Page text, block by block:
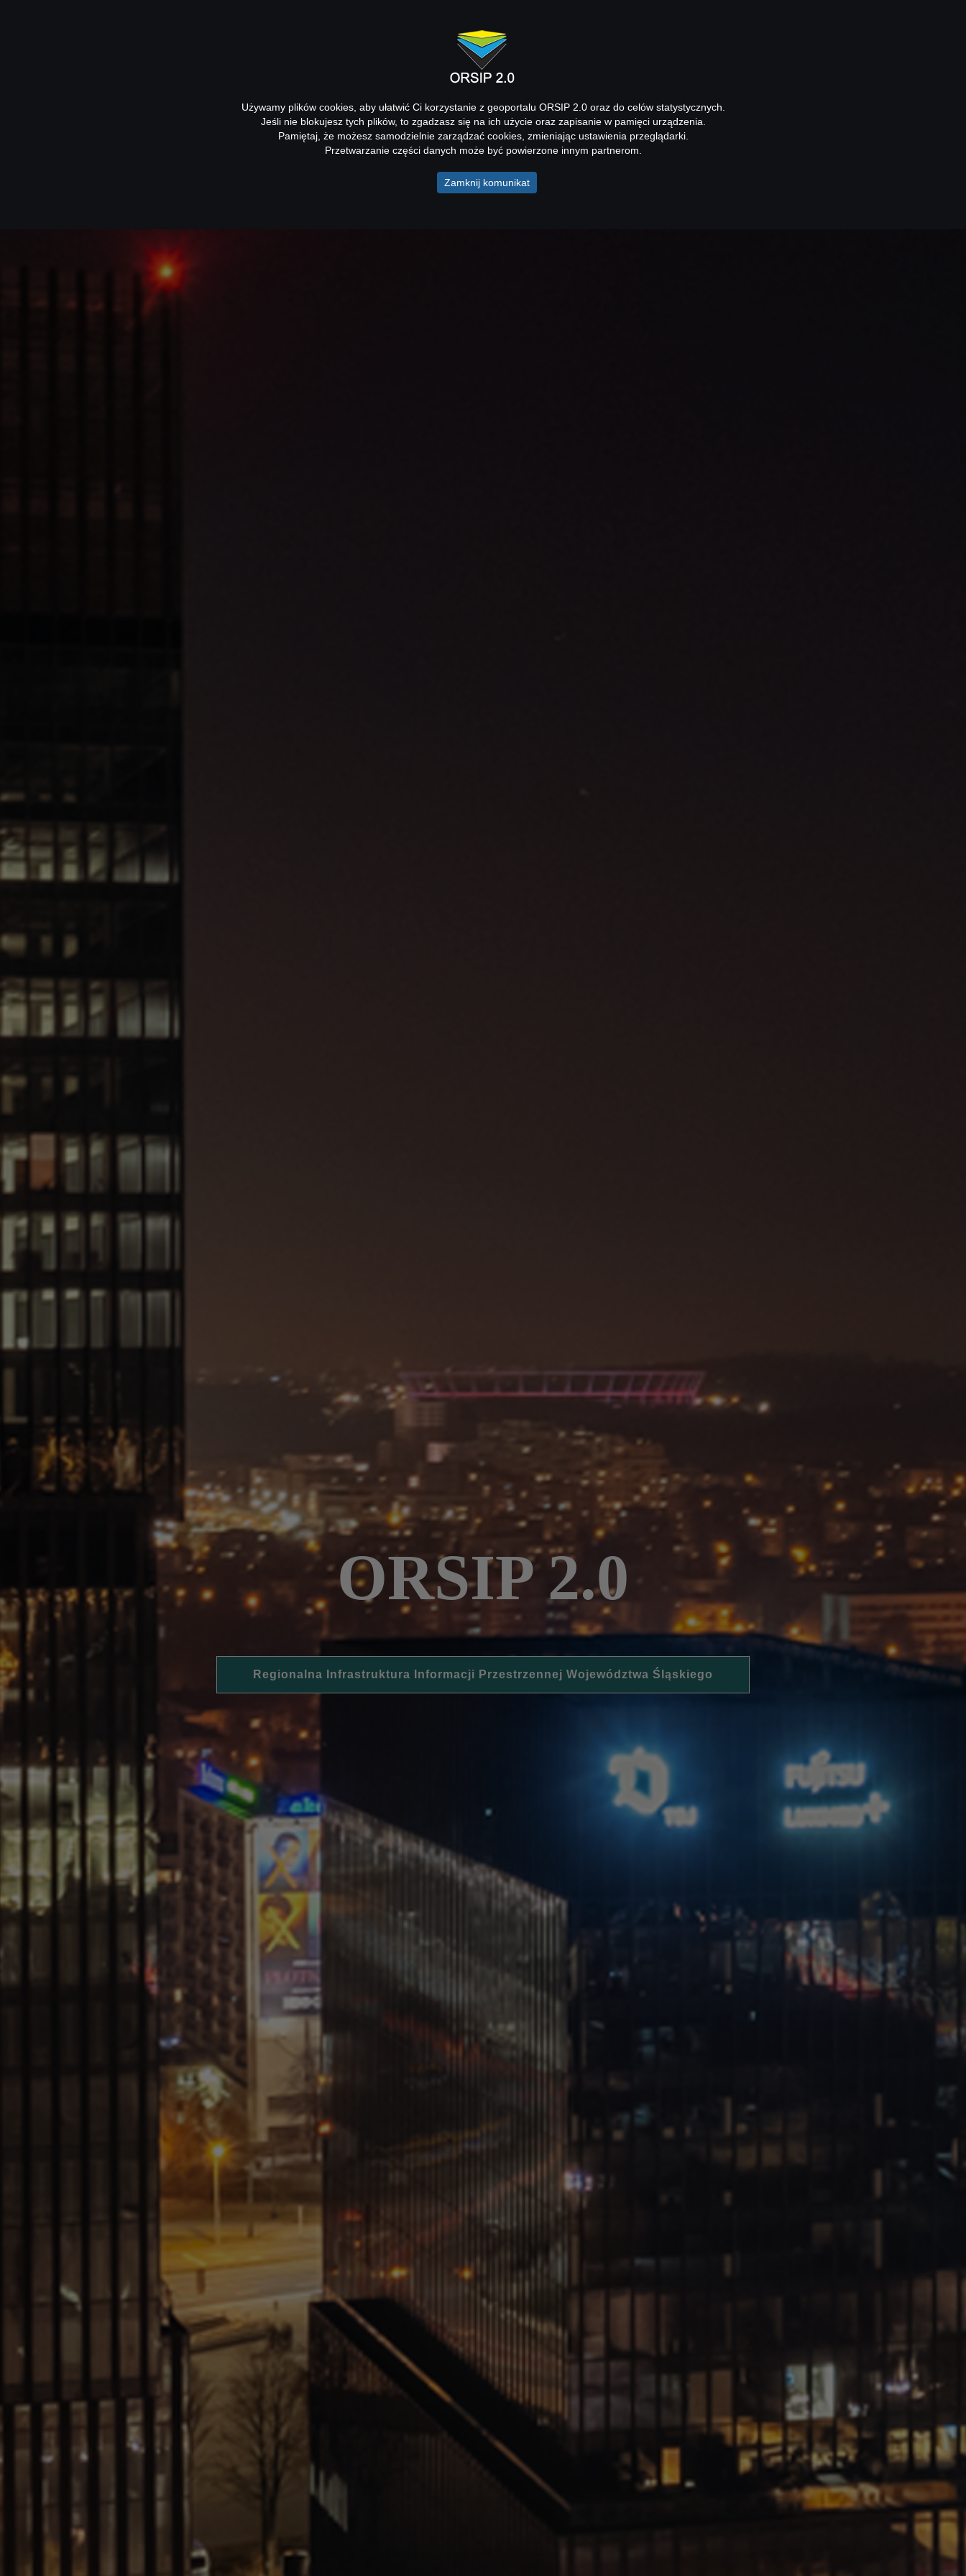
ORSIP 2.0
Regionalna Infrastruktura Informacji Przestrzennej Województwa Śląskiego
Używamy plików cookies, aby ułatwić Ci korzystanie z geoportalu ORSIP 2.0 oraz do celów statystycznych.
Jeśli nie blokujesz tych plików, to zgadzasz się na ich użycie oraz zapisanie w pamięci urządzenia.
Pamiętaj, że możesz samodzielnie zarządzać cookies, zmieniając ustawienia przeglądarki.
Przetwarzanie części danych może być powierzone innym partnerom.
Zamknij komunikat